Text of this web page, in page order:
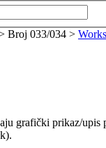
Broj 033/034 >
grafički prikaz/upis